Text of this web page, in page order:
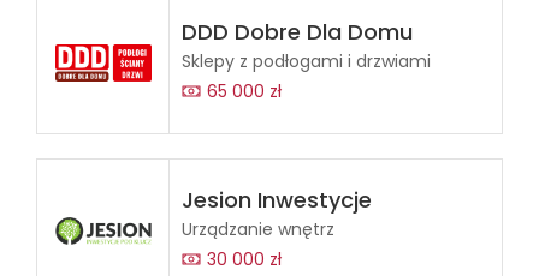
DDD Dobre Dla Domu
Sklepy z podłogami i drzwiami
65 000 zł
Jesion Inwestycje
Urządzanie wnętrz
30 000 zł